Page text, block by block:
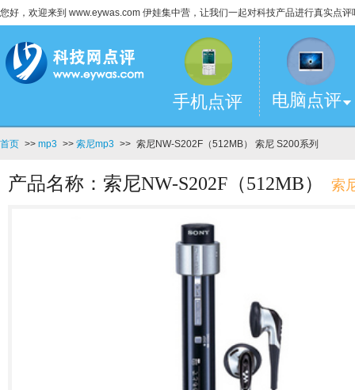
您好，欢迎来到 www.eywas.com 伊娃集中营，让我们一起对科技产品进行真实点评
手机点评 电脑点评
首页 >> mp3 >> 索尼mp3 >> 索尼NW-S202F（512MB） 索尼 S200系列
产品名称：索尼NW-S202F（512MB） 索